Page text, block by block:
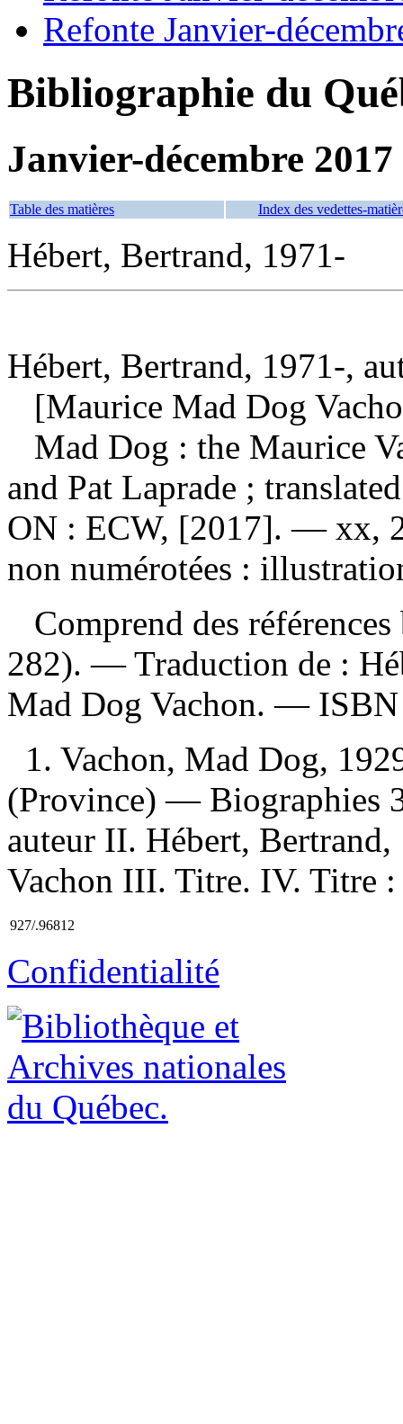
Refonte Janvier-
Bibliographie du
Janvier-décembre 2017
Table des matières Index des vedettes-
Hébert, Bertrand, 1971-
Hébert, Bertrand, 1971-,
[Maurice Mad Dog
Mad Dog : the Maurice
and Pat Laprade ;
ON : ECW, [2017]. — xx,
non numérotées :
Comprend des
282). —Traduction de :
Mad Dog Vachon. —
1. Vachon, Mad Dog,
(Province) — Biographies
auteur II. Hébert,
Vachon III. Titre. IV. Titre
927/.96812
Confidentialité